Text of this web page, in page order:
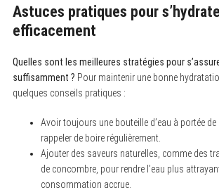
Astuces pratiques pour
efficacement
Quelles sont les meilleures stratégies pour
suffisamment ? Pour maintenir une bonne
quelques conseils pratiques :
Avoir toujours une bouteille d’eau à portée
rappeler de boire régulièrement.
Ajouter des saveurs naturelles, comme des
de concombre, pour rendre l’eau plus
consommation accrue.